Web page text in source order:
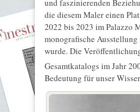
und faszinierenden
die diesem Maler einen
2022 bis 2023 im Palazzo
monografische
wurde. Die
Gesamtkatalogs im Jahr
Bedeutung für unser